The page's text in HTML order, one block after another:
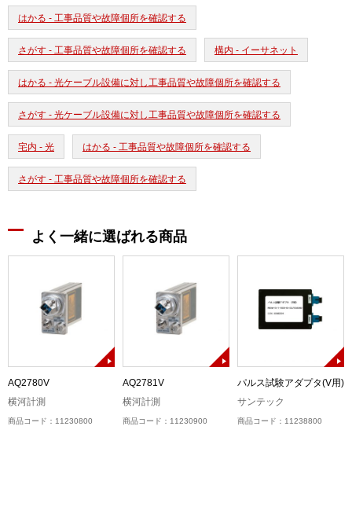
はかる - 工事品質や故障個所を確認する
さがす - 工事品質や故障個所を確認する 構内 - イーサネット
はかる - 光ケーブル設備に対し工事品質や故障個所を確認する
さがす - 光ケーブル設備に対し工事品質や故障個所を確認する
宅内 - 光 はかる - 工事品質や故障個所を確認する
さがす - 工事品質や故障個所を確認する
よく一緒に選ばれる商品
AQ2780V
横河計測
商品コード：11230800
AQ2781V
横河計測
商品コード：11230900
パルス試験アダプタ(V用)
サンテック
商品コード：11238800